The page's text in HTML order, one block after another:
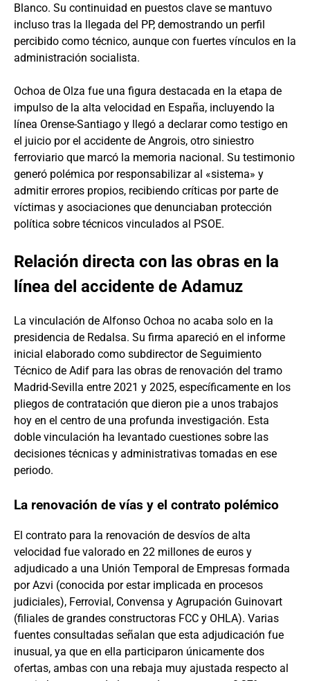
Blanco. Su continuidad en puestos clave se mantuvo
incluso tras la llegada del PP, demostrando un perfil
percibido como técnico, aunque con fuertes vínculos en la
administración socialista.
Ochoa de Olza fue una figura destacada en la etapa de
impulso de la alta velocidad en España, incluyendo la
línea Orense-Santiago y llegó a declarar como testigo en
el juicio por el accidente de Angrois, otro siniestro
ferroviario que marcó la memoria nacional. Su testimonio
generó polémica por responsabilizar al «sistema» y
admitir errores propios, recibiendo críticas por parte de
víctimas y asociaciones que denunciaban protección
política sobre técnicos vinculados al PSOE.
Relación directa con las obras en la
línea del accidente de Adamuz
La vinculación de Alfonso Ochoa no acaba solo en la
presidencia de Redalsa. Su firma apareció en el informe
inicial elaborado como subdirector de Seguimiento
Técnico de Adif para las obras de renovación del tramo
Madrid-Sevilla entre 2021 y 2025, específicamente en los
pliegos de contratación que dieron pie a unos trabajos
hoy en el centro de una profunda investigación. Esta
doble vinculación ha levantado cuestiones sobre las
decisiones técnicas y administrativas tomadas en ese
periodo.
La renovación de vías y el contrato polémico
El contrato para la renovación de desvíos de alta
velocidad fue valorado en 22 millones de euros y
adjudicado a una Unión Temporal de Empresas formada
por Azvi (conocida por estar implicada en procesos
judiciales), Ferrovial, Convensa y Agrupación Guinovart
(filiales de grandes constructoras FCC y OHLA). Varias
fuentes consultadas señalan que esta adjudicación fue
inusual, ya que en ella participaron únicamente dos
ofertas, ambas con una rebaja muy ajustada respecto al